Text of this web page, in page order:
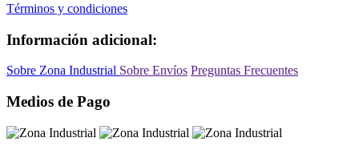
Términos y condiciones
Información adicional:
Sobre Zona Industrial Sobre Envíos Preguntas Frecuentes
Medios de Pago